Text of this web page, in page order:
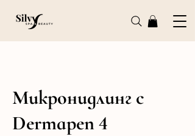
Микронидлинг с
Dermapen 4